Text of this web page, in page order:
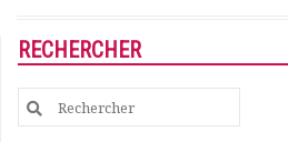
RECHERCHER
Search
for: